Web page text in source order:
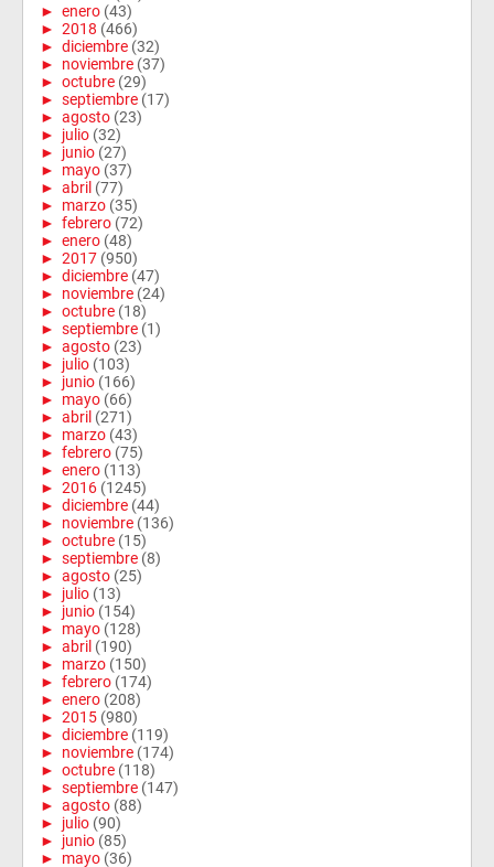
► enero (43)
► 2018 (466)
► diciembre (32)
► noviembre (37)
► octubre (29)
► septiembre (17)
► agosto (23)
► julio (32)
► junio (27)
► mayo (37)
► abril (77)
► marzo (35)
► febrero (72)
► enero (48)
► 2017 (950)
► diciembre (47)
► noviembre (24)
► octubre (18)
► septiembre (1)
► agosto (23)
► julio (103)
► junio (166)
► mayo (66)
► abril (271)
► marzo (43)
► febrero (75)
► enero (113)
► 2016 (1245)
► diciembre (44)
► noviembre (136)
► octubre (15)
► septiembre (8)
► agosto (25)
► julio (13)
► junio (154)
► mayo (128)
► abril (190)
► marzo (150)
► febrero (174)
► enero (208)
► 2015 (980)
► diciembre (119)
► noviembre (174)
► octubre (118)
► septiembre (147)
► agosto (88)
► julio (90)
► junio (85)
► mayo (36)